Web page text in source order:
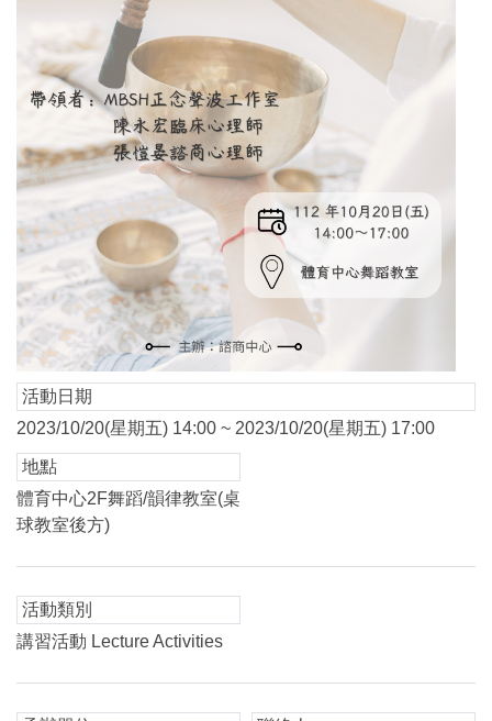
活動日期
2023/10/20(星期五) 14:00 ~ 2023/10/20(星期五) 17:00
地點
體育中心2F舞蹈/韻律教室(桌
球教室後方)
活動類別
講習活動 Lecture Activities